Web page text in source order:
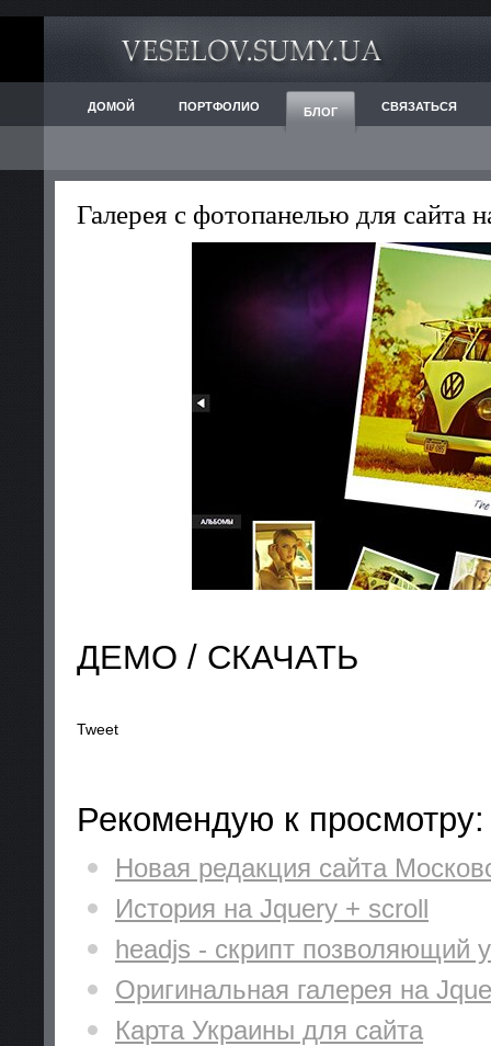
ДОМОЙ ПОРТФОЛИО БЛОГ СВЯЗАТЬСЯ
Галерея с фотопанелью для сайта
ДЕМО / СКАЧАТЬ
Tweet
Рекомендую к просмотру:
Новая редакция сайта
История на Jquery + scroll
headjs - скрипт позволяющий
Оригинальная галерея на
Карта Украины для сайта